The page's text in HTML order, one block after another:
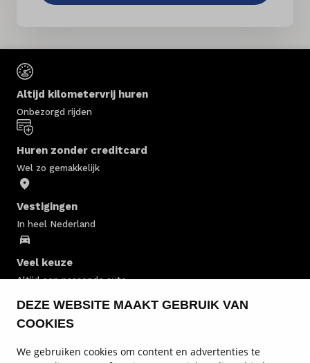
DEZE WEBSITE MAAKT GEBRUIK VAN
COOKIES
We gebruiken cookies om content en advertenties te
Altijd kilometervrij huren
Onbezorgd rijden
Huren zonder creditcard
Wel zo gemakkelijk
Vestigingen
In heel Nederland
Veel keuze
Altijd een passende auto
Personenauto huren
Personenbus huren